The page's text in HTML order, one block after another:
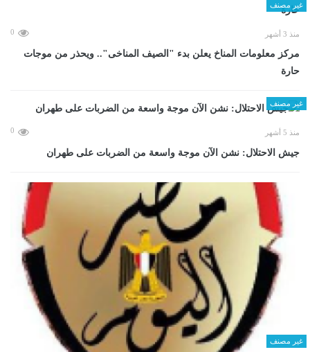
غير مصنف
منذ 3 أشهر 0
مركز معلومات المناخ يعلن بدء "الصيف المناخى".. ويحذر من موجات
حارة
غير مصنف
منذ 5 أشهر 0
جيش الاحتلال: نشن الآن موجة واسعة من الضربات على طهران
غير مصنف